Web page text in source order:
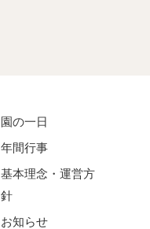
園の一日
年間行事
基本理念・運営方
針
お知らせ